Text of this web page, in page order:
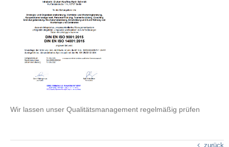
Wir lassen unser Qualitätsmanagement regelmäßig prüfen
zurück